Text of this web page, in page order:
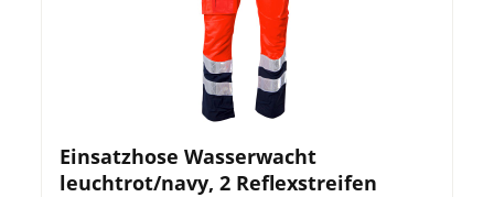
Einsatzhose Wasserwacht
leuchtrot/navy, 2 Reflexstreifen